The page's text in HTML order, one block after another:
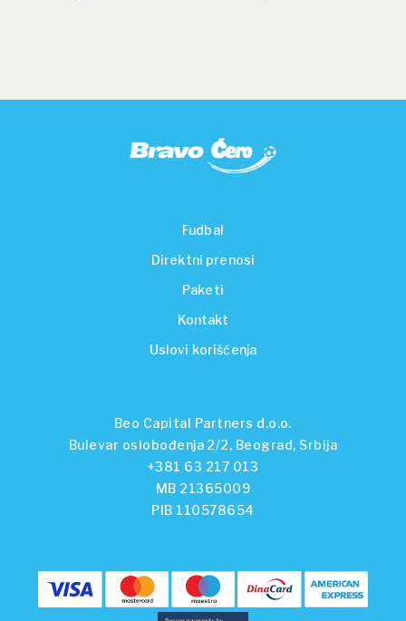
Fudbal
Direktni prenosi
Paketi
Kontakt
Uslovi korišćenja
Beo Capital Partners d.o.o.
Bulevar oslobođenja 2/2, Beograd, Srbija
+381 63 217 013
MB 21365009
PIB 110578654